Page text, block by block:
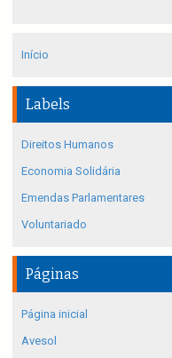
Início
Labels
Direitos Humanos
Economia Solidária
Emendas Parlamentares
Voluntariado
Páginas
Página inicial
Avesol